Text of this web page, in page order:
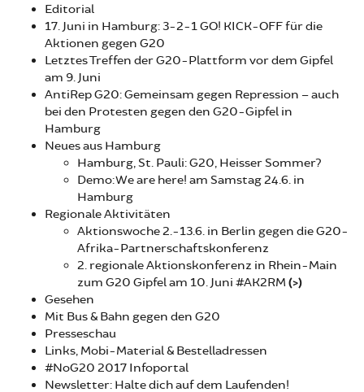
Editorial
17. Juni in Hamburg: 3-2-1 GO! KICK-OFF für die
Aktionen gegen G20
Letztes Treffen der G20-Plattform vor dem Gipfel
am 9. Juni
AntiRep G20: Gemeinsam gegen Repression – auch
bei den Protesten gegen den G20-Gipfel in
Hamburg
Neues aus Hamburg
Hamburg, St. Pauli: G20, Heisser Sommer?
Demo: We are here! am Samstag 24.6. in
Hamburg
Regionale Aktivitäten
Aktionswoche 2.-13.6. in Berlin gegen die G20-
Afrika-Partnerschaftskonferenz
2. regionale Aktionskonferenz in Rhein-Main
zum G20 Gipfel am 10. Juni #AK2RM (>)
Gesehen
Mit Bus & Bahn gegen den G20
Presseschau
Links, Mobi-Material & Bestelladressen
#NoG20 2017 Infoportal
Newsletter: Halte dich auf dem Laufenden!